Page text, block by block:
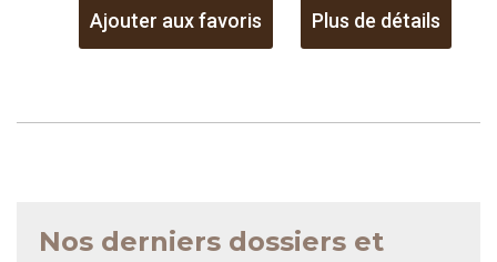
Ajouter aux favoris Plus de détails
Nos derniers dossiers et